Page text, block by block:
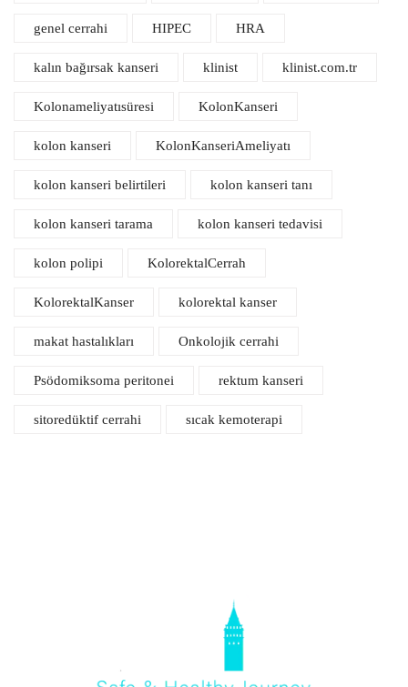
genel cerrahi HIPEC HRA
kalın bağırsak kanseri klinist klinist.com.tr
Kolonameliyatısüresi KolonKanseri
kolon kanseri KolonKanseriAmeliyatı
kolon kanseri belirtileri kolon kanseri tanı
kolon kanseri tarama kolon kanseri tedavisi
kolon polipi KolorektalCerrah
KolorektalKanser kolorektal kanser
makat hastalıkları Onkolojik cerrahi
Psödomiksoma peritonei rektum kanseri
sitoredüktif cerrahi sıcak kemoterapi